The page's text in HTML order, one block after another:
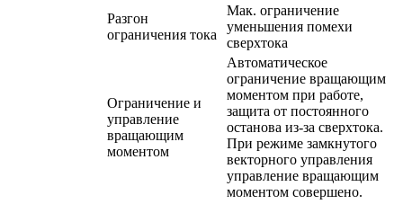
Разгон
ограничения тока
Мак. ограничение
уменьшения помехи
сверхтока
Ограничение и
управление
вращающим
моментом
Автоматическое
ограничение вращающим
моментом при работе,
защита от постоянного
останова из-за сверхтока.
При режиме замкнутого
векторного управления
управление вращающим
моментом совершено.